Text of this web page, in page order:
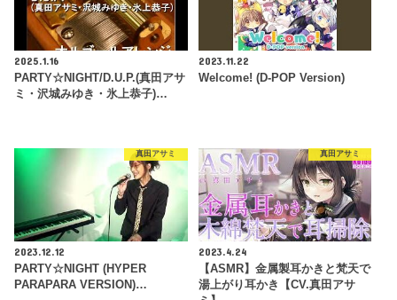
2025.1.16
PARTY☆NIGHT/D.U.P.(真田アサ
ミ・沢城みゆき・氷上恭子)…
2023.11.22
Welcome! (D-POP Version)
真田アサミ
2023.12.12
PARTY☆NIGHT (HYPER
PARAPARA VERSION)…
真田アサミ
2023.4.24
【ASMR】金属製耳かきと梵天で
湯上がり耳かき【CV.真田アサ